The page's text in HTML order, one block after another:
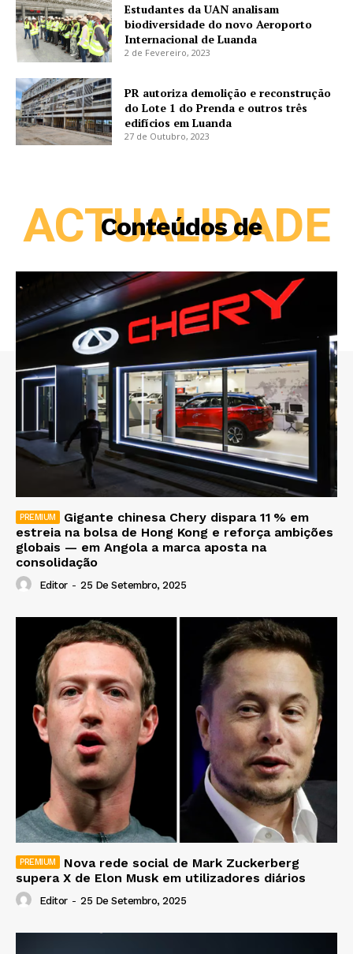
Estudantes da UAN analisam
biodiversidade do novo Aeroporto
Internacional de Luanda
2 de Fevereiro, 2023
PR autoriza demolição e reconstrução
do Lote 1 do Prenda e outros três
edifícios em Luanda
27 de Outubro, 2023
Conteúdos de
ACTUALIDADE
Gigante chinesa Chery dispara 11 % em
estreia na bolsa de Hong Kong e reforça ambições
globais — em Angola a marca aposta na
consolidação
Editor - 25 De Setembro, 2025
Nova rede social de Mark Zuckerberg
supera X de Elon Musk em utilizadores diários
Editor - 25 De Setembro, 2025